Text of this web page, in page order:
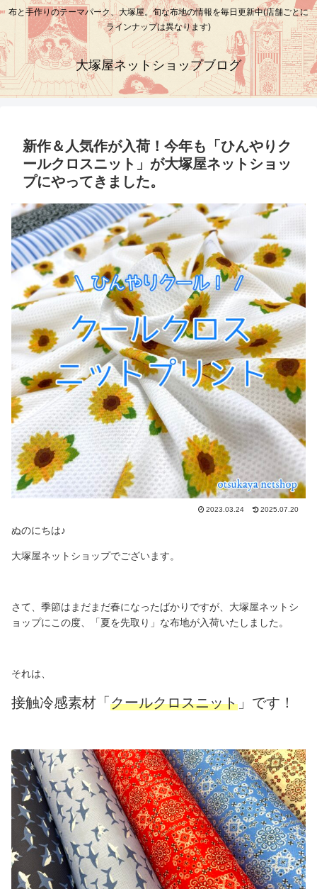
布と手作りのテーマパーク、大塚屋。旬な布地の情報を毎日更新中(店舗ごとに
ラインナップは異なります)
大塚屋ネットショップブログ
新作＆人気作が入荷！今年も「ひんやりク
ールクロスニット」が大塚屋ネットショッ
プにやってきました。
2023.03.24 2025.07.20
ぬのにちは♪
大塚屋ネットショップでございます。
さて、季節はまだまだ春になったばかりですが、大塚屋ネットシ
ョップにこの度、「夏を先取り」な布地が入荷いたしました。
それは、
接触冷感素材「 クールクロスニット 」です！